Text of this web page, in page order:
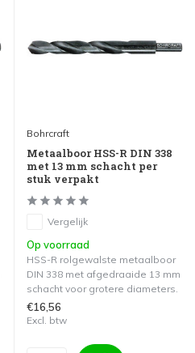
Bohrcraft
Metaalboor HSS-R DIN 338
met 13 mm schacht per
stuk verpakt
Vergelijk
Op voorraad
HSS-R rolgewalste metaalboor
DIN 338 met afgedraaide 13 mm
schacht voor grotere diameters.
€16,56
Excl. btw